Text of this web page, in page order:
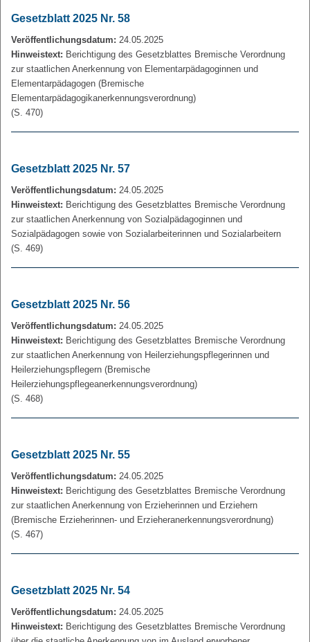
Gesetzblatt 2025 Nr. 58
Veröffentlichungsdatum: 24.05.2025
Hinweistext: Berichtigung des Gesetzblattes Bremische Verordnung
zur staatlichen Anerkennung von Elementarpädagoginnen und
Elementarpädagogen (Bremische
Elementarpädagogikanerkennungsverordnung)
(S. 470)
Gesetzblatt 2025 Nr. 57
Veröffentlichungsdatum: 24.05.2025
Hinweistext: Berichtigung des Gesetzblattes Bremische Verordnung
zur staatlichen Anerkennung von Sozialpädagoginnen und
Sozialpädagogen sowie von Sozialarbeiterinnen und Sozialarbeitern
(S. 469)
Gesetzblatt 2025 Nr. 56
Veröffentlichungsdatum: 24.05.2025
Hinweistext: Berichtigung des Gesetzblattes Bremische Verordnung
zur staatlichen Anerkennung von Heilerziehungspflegerinnen und
Heilerziehungspflegern (Bremische
Heilerziehungspflegeanerkennungsverordnung)
(S. 468)
Gesetzblatt 2025 Nr. 55
Veröffentlichungsdatum: 24.05.2025
Hinweistext: Berichtigung des Gesetzblattes Bremische Verordnung
zur staatlichen Anerkennung von Erzieherinnen und Erziehern
(Bremische Erzieherinnen- und Erzieheranerkennungsverordnung)
(S. 467)
Gesetzblatt 2025 Nr. 54
Veröffentlichungsdatum: 24.05.2025
Hinweistext: Berichtigung des Gesetzblattes Bremische Verordnung